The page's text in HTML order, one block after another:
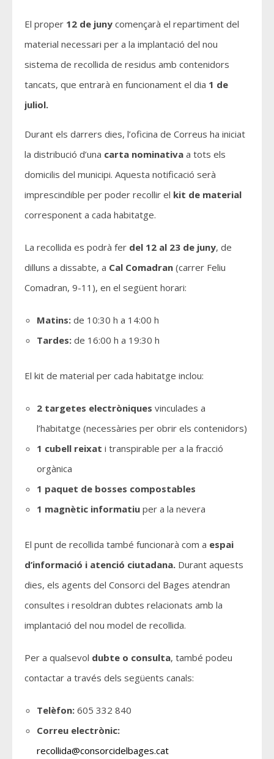
El proper 12 de juny començarà el repartiment del
material necessari per a la implantació del nou
sistema de recollida de residus amb contenidors
tancats, que entrarà en funcionament el dia 1 de
juliol.
Durant els darrers dies, l’oficina de Correus ha iniciat
la distribució d’una carta nominativa a tots els
domicilis del municipi. Aquesta notificació serà
imprescindible per poder recollir el kit de material
corresponent a cada habitatge.
La recollida es podrà fer del 12 al 23 de juny, de
dilluns a dissabte, a Cal Comadran (carrer Feliu
Comadran, 9-11), en el següent horari:
Matins: de 10:30 h a 14:00 h
Tardes: de 16:00 h a 19:30 h
El kit de material per cada habitatge inclou:
2 targetes electròniques vinculades a
l’habitatge (necessàries per obrir els contenidors)
1 cubell reixat i transpirable per a la fracció
orgànica
1 paquet de bosses compostables
1 magnètic informatiu per a la nevera
El punt de recollida també funcionarà com a espai
d’informació i atenció ciutadana. Durant aquests
dies, els agents del Consorci del Bages atendran
consultes i resoldran dubtes relacionats amb la
implantació del nou model de recollida.
Per a qualsevol dubte o consulta, també podeu
contactar a través dels següents canals:
Telèfon: 605 332 840
Correu electrònic:
recollida@consorcidelbages.cat